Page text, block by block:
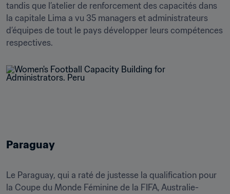
tandis que l’atelier de renforcement des capacités dans
la capitale Lima a vu 35 managers et administrateurs
d’équipes de tout le pays développer leurs compétences
Paraguay
Le Paraguay, qui a raté de justesse la qualification pour
la Coupe du Monde Féminine de la FIFA, Australie-